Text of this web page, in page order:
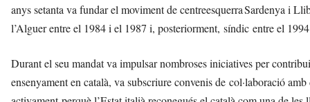
anys setanta va fundar el moviment de centreesquerra Sardenya i
l’Alguer entre el 1984 i el 1987 i, posteriorment, síndic entre el
Durant el seu mandat va impulsar nombroses iniciatives per
ensenyament en català, va subscriure convenis de col·laboració